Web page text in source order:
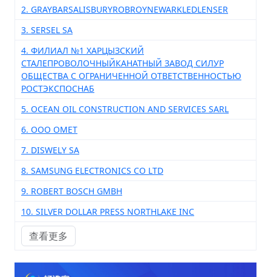
2. GRAYBARSALISBURYROBROYNEWARKLEDLENSER
3. SERSEL SA
4. ФИЛИАЛ №1 ХАРЦЫЗСКИЙ
СТАЛЕПРОВОЛОЧНЫЙКАНАТНЫЙ ЗАВОД СИЛУР
ОБЩЕСТВА С ОГРАНИЧЕННОЙ ОТВЕТСТВЕННОСТЬЮ
РОСТЭКСПОСНАБ
5. OCEAN OIL CONSTRUCTION AND SERVICES SARL
6. ООО ОМЕТ
7. DISWELY SA
8. SAMSUNG ELECTRONICS CO LTD
9. ROBERT BOSCH GMBH
10. SILVER DOLLAR PRESS NORTHLAKE INC
查看更多